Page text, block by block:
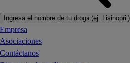
Ingresa el nombre de tu droga (ej. Lisinopril)
Empresa
Asociaciones
Contáctanos